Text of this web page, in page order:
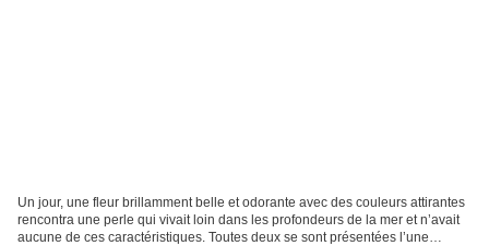
Un jour, une fleur brillamment belle et odorante avec des couleurs attirantes
rencontra une perle qui vivait loin dans les profondeurs de la mer et n’avait
aucune de ces caractéristiques. Toutes deux se sont présentées l’une